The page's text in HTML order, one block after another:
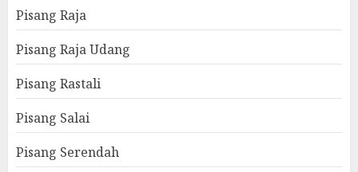
Pisang Raja
Pisang Raja Udang
Pisang Rastali
Pisang Salai
Pisang Serendah